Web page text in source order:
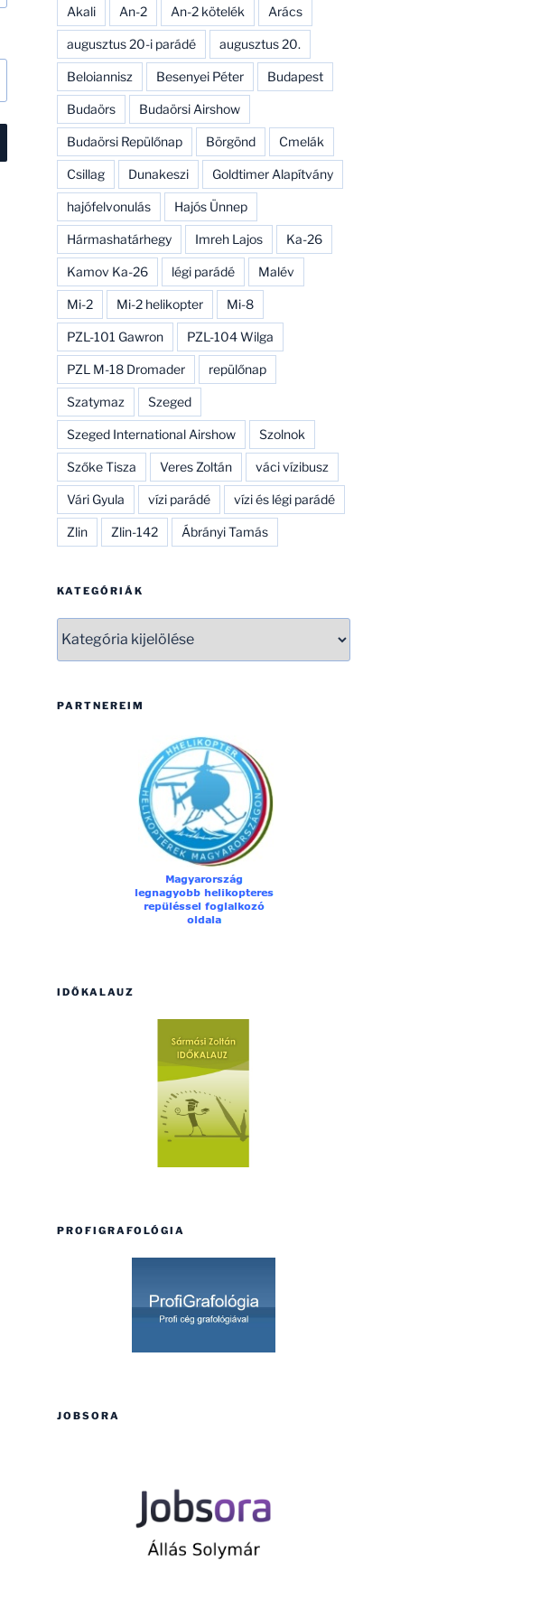
Akali An-2 An-2 kötelék Arács
augusztus 20-i parádé augusztus 20.
Beloiannisz Besenyei Péter Budapest
Budaörs Budaörsi Airshow
Budaörsi Repülőnap Börgönd Cmelák
Csillag Dunakeszi Goldtimer Alapítvány
hajófelvonulás Hajós Ünnep
Hármashatárhegy Imreh Lajos Ka-26
Kamov Ka-26 légi parádé Malév
Mi-2 Mi-2 helikopter Mi-8
PZL-101 Gawron PZL-104 Wilga
PZL M-18 Dromader repülőnap
Szatymaz Szeged
Szeged International Airshow Szolnok
Szőke Tisza Veres Zoltán váci vízibusz
Vári Gyula vízi parádé vízi és légi parádé
Zlin Zlin-142 Ábrányi Tamás
KATEGÓRIÁK
PARTNEREIM
IDŐKALAUZ
PROFIGRAFOLÓGIA
JOBSORA